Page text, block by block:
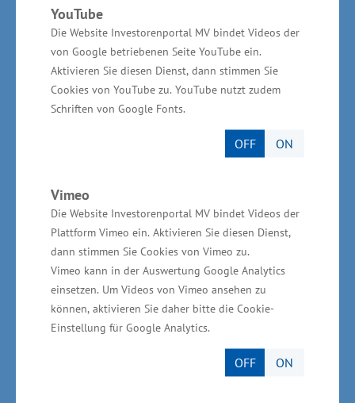
YouTube
Die Website Investorenportal MV bindet Videos der
von Google betriebenen Seite YouTube ein.
Aktivieren Sie diesen Dienst, dann stimmen Sie
Cookies von YouTube zu. YouTube nutzt zudem
Schriften von Google Fonts.
OFF ON
Vimeo
Die Website Investorenportal MV bindet Videos der
Plattform Vimeo ein. Aktivieren Sie diesen Dienst,
dann stimmen Sie Cookies von Vimeo zu.
Vimeo kann in der Auswertung Google Analytics
einsetzen. Um Videos von Vimeo ansehen zu
können, aktivieren Sie daher bitte die Cookie-
Einstellung für Google Analytics.
OFF ON
bieten:
Qualifizierte Fachkräfte
Vollerschlossene Grundstücke
Kooperationsmöglichkeiten mit Hochschulen
Förderung von Investitionen
Work-Life-Balance und
Familienfreundlichkeit